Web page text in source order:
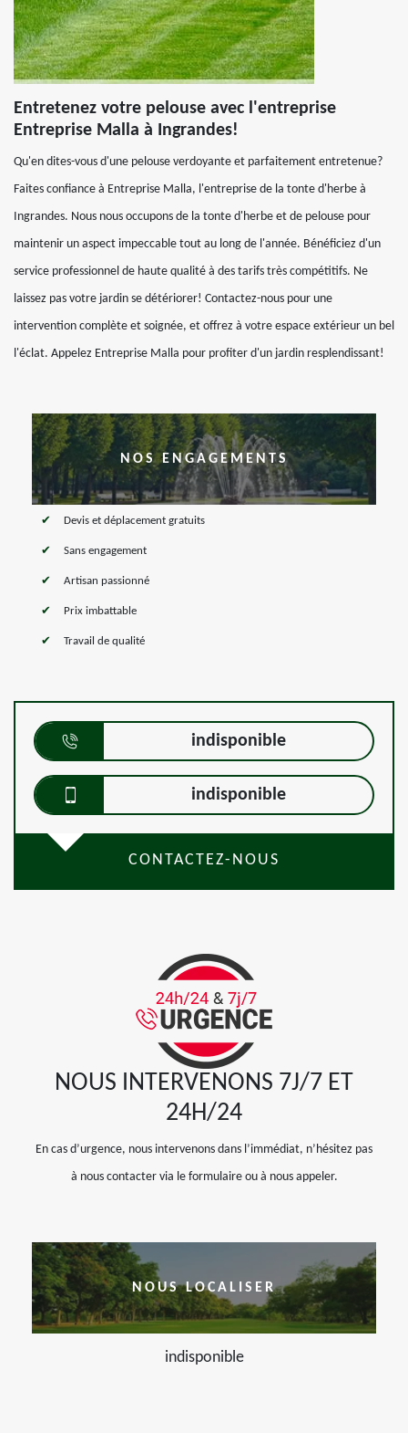
Entretenez votre pelouse avec l'entreprise
Entreprise Malla à Ingrandes!
Qu'en dites-vous d'une pelouse verdoyante et parfaitement entretenue?
Faites confiance à Entreprise Malla, l'entreprise de la tonte d'herbe à
Ingrandes. Nous nous occupons de la tonte d'herbe et de pelouse pour
maintenir un aspect impeccable tout au long de l'année. Bénéficiez d'un
service professionnel de haute qualité à des tarifs très compétitifs. Ne
laissez pas votre jardin se détériorer! Contactez-nous pour une
intervention complète et soignée, et offrez à votre espace extérieur un bel
l'éclat. Appelez Entreprise Malla pour profiter d'un jardin resplendissant!
NOS ENGAGEMENTS
Devis et déplacement gratuits
Sans engagement
Artisan passionné
Prix imbattable
Travail de qualité
indisponible
indisponible
CONTACTEZ-NOUS
NOUS INTERVENONS 7J/7 ET
24H/24
En cas d’urgence, nous intervenons dans l’immédiat, n’hésitez pas
à nous contacter via le formulaire ou à nous appeler.
NOUS LOCALISER
indisponible